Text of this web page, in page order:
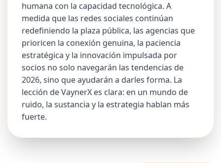
humana con la capacidad tecnológica. A
medida que las redes sociales continúan
redefiniendo la plaza pública, las agencias que
prioricen la conexión genuina, la paciencia
estratégica y la innovación impulsada por
socios no solo navegarán las tendencias de
2026, sino que ayudarán a darles forma. La
lección de VaynerX es clara: en un mundo de
ruido, la sustancia y la estrategia hablan más
fuerte.